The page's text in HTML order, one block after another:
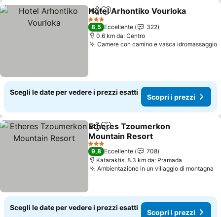
CondividiAggiungi ai preferiti
Hotel Arhontiko Vourloka
3 Stelle
8,5 Eccellente
322
0.6 km da: Centro
Camere con camino e vasca idromassaggio
Scegli le date per vedere i prezzi esatti
Scopri i prezzi
CondividiAggiungi ai preferiti
Etheres Tzoumerkon
Mountain Resort
Scopri i prezzi
3 Stelle
9,8 Eccellente
708
Kataraktis, 8.3 km da: Pramada
Ambientazione in un villaggio di montagna
Scegli le date per vedere i prezzi esatti
Scopri i prezzi